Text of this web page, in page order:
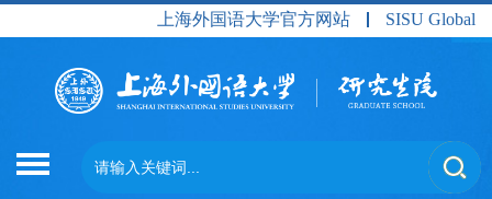
上海外国语大学官方网站 SISU Global